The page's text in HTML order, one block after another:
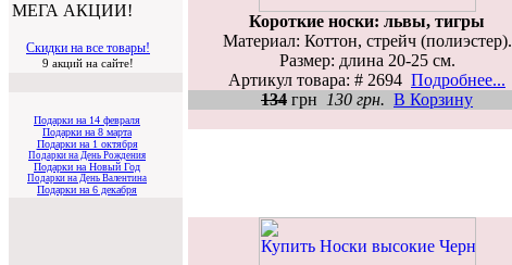
МЕГА АКЦИИ!
Скидки на все товары!
9 акций на сайте!
Подарки на 14 февраля
Подарки на 8 марта
Подарки на 1 октября
Подарки на День Рождения
Подарки на Новый Год
Подарки на День Валентина
Подарки на 6 декабря
Короткие носки: львы, тигры
Материал: Коттон, стрейч (полиэстер).
Размер: длина 20-25 см.
Артикул товара: # 2694 Подробнее...
134 грн 130 грн. В Корзину